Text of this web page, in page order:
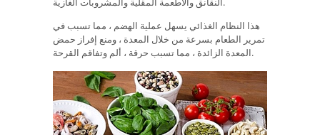
هذا النظام الغذائي يسهل عملية الهضم ، مما تسبب في
تمرير الطعام بسرعة من خلال المعدة ، ومنع إفراز حمض
المعدة الزائدة ، مما تسبب حرقة ، ألم وتفاقم القرحة.